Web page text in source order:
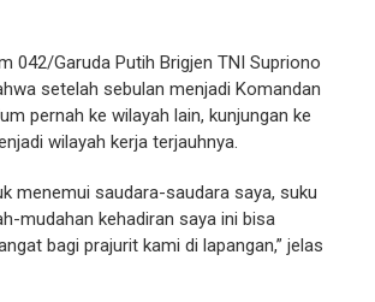
042/Garuda Putih Brigjen TNI Supriono
setelah sebulan menjadi Komandan
pernah ke wilayah lain, kunjungan ke
wilayah kerja terjauhnya.
menemui saudara-saudara saya, suku
mudahan kehadiran saya ini bisa
bagi prajurit kami di lapangan,” jelas